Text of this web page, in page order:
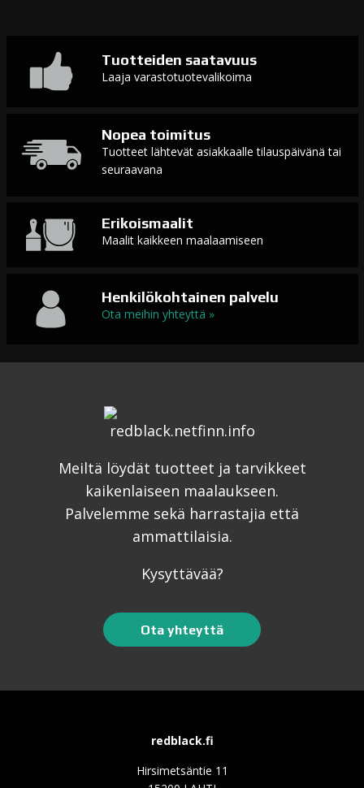
Tuotteiden saatavuus
Laaja varastotuotevalikoima
Nopea toimitus
Tuotteet lähtevät asiakkaalle tilauspäivänä tai
seuraavana
Erikoismaalit
Maalit kaikkeen maalaamiseen
Henkilökohtainen palvelu
Ota meihin yhteyttä »
Meiltä löydät tuotteet ja tarvikkeet
kaikenlaiseen maalaukseen.
Palvelemme sekä harrastajia että
ammattilaisia.
Kysyttävää?
Ota yhteyttä
redblack.fi
Hirsimetsäntie 11